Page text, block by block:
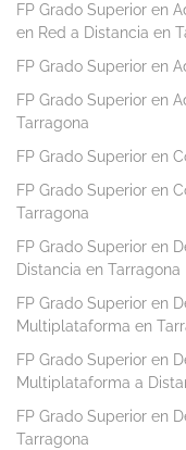
FP Grado Superior en
en Red a Distancia en
FP Grado Superior en
FP Grado Superior en
Tarragona
FP Grado Superior en
FP Grado Superior en
Tarragona
FP Grado Superior en
Distancia en Tarragona
FP Grado Superior en
Multiplataforma en
FP Grado Superior en
Multiplataforma a
FP Grado Superior en
Tarragona